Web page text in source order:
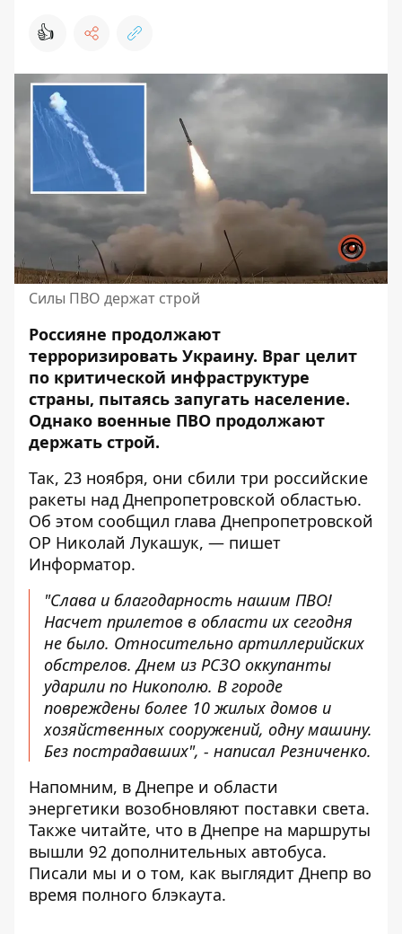
👍
Силы ПВО держат строй
Россияне продолжают
терроризировать Украину. Враг целит
по критической инфраструктуре
страны, пытаясь запугать население.
Однако военные ПВО продолжают
держать строй.
Так, 23 ноября, они сбили три российские
ракеты над Днепропетровской областью.
Об этом сообщил глава Днепропетровской
ОР Николай Лукашук, — пишет
Информатор.
"Слава и благодарность нашим ПВО!
Насчет прилетов в области их сегодня
не было. Относительно артиллерийских
обстрелов. Днем из РСЗО оккупанты
ударили по Никополю. В городе
повреждены более 10 жилых домов и
хозяйственных сооружений, одну машину.
Без пострадавших", - написал Резниченко.
Напомним, в Днепре и области
энергетики возобновляют поставки света.
Также читайте, что в Днепре на маршруты
вышли 92 дополнительных автобуса.
Писали мы и о том, как выглядит Днепр во
время полного блэкаута.